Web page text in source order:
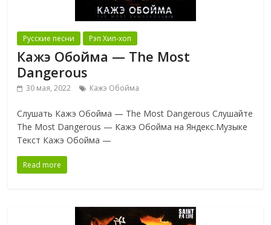
Русские песни Рэп Хип-хоп
Кажэ Обойма — The Most
Dangerous
30 мая, 2022 Кажэ Обойма
Слушать Кажэ Обойма — The Most Dangerous Слушайте
The Most Dangerous — Кажэ Обойма на Яндекс.Музыке
Текст Кажэ Обойма —
Read more